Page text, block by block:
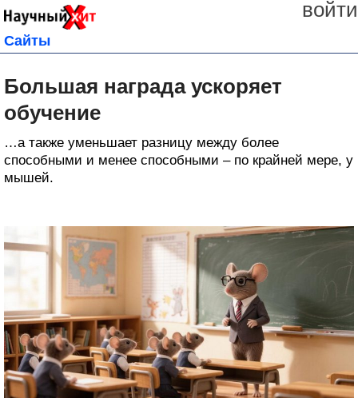
войти
Сайты
Большая награда ускоряет
обучение
…а также уменьшает разницу между более
способными и менее способными – по крайней мере, у
мышей.